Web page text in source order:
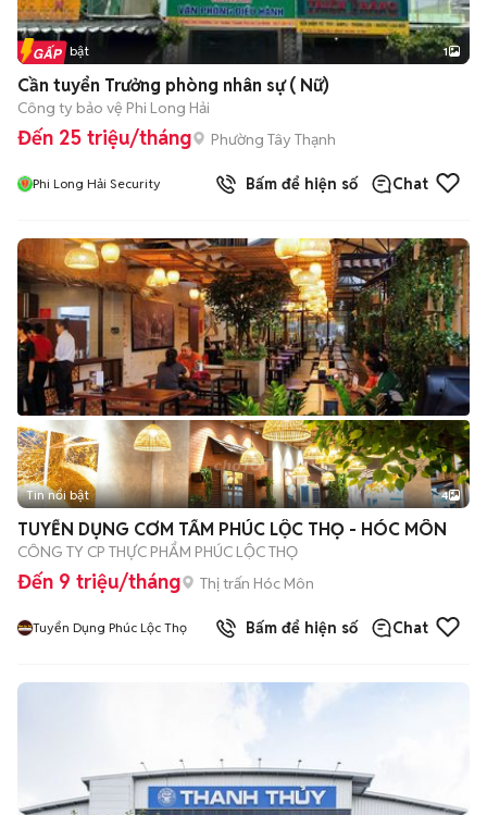
Tin nổi bật 1
Cần tuyển Trưởng phòng nhân sự ( Nữ)
Công ty bảo vệ Phi Long Hải
Đến 25 triệu/tháng Phường Tây Thạnh
Phi Long Hải Security Bấm để hiện số Chat
Tin nổi bật 4
TUYỂN DỤNG CƠM TẤM PHÚC LỘC THỌ - HÓC MÔN
CÔNG TY CP THỰC PHẨM PHÚC LỘC THỌ
Đến 9 triệu/tháng Thị trấn Hóc Môn
Tuyển Dụng Phúc Lộc Thọ Bấm để hiện số Chat